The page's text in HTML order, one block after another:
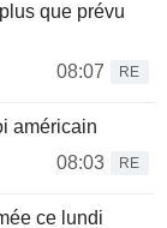
que prévu
08:07
RE
américain
08:03
RE
ce lundi